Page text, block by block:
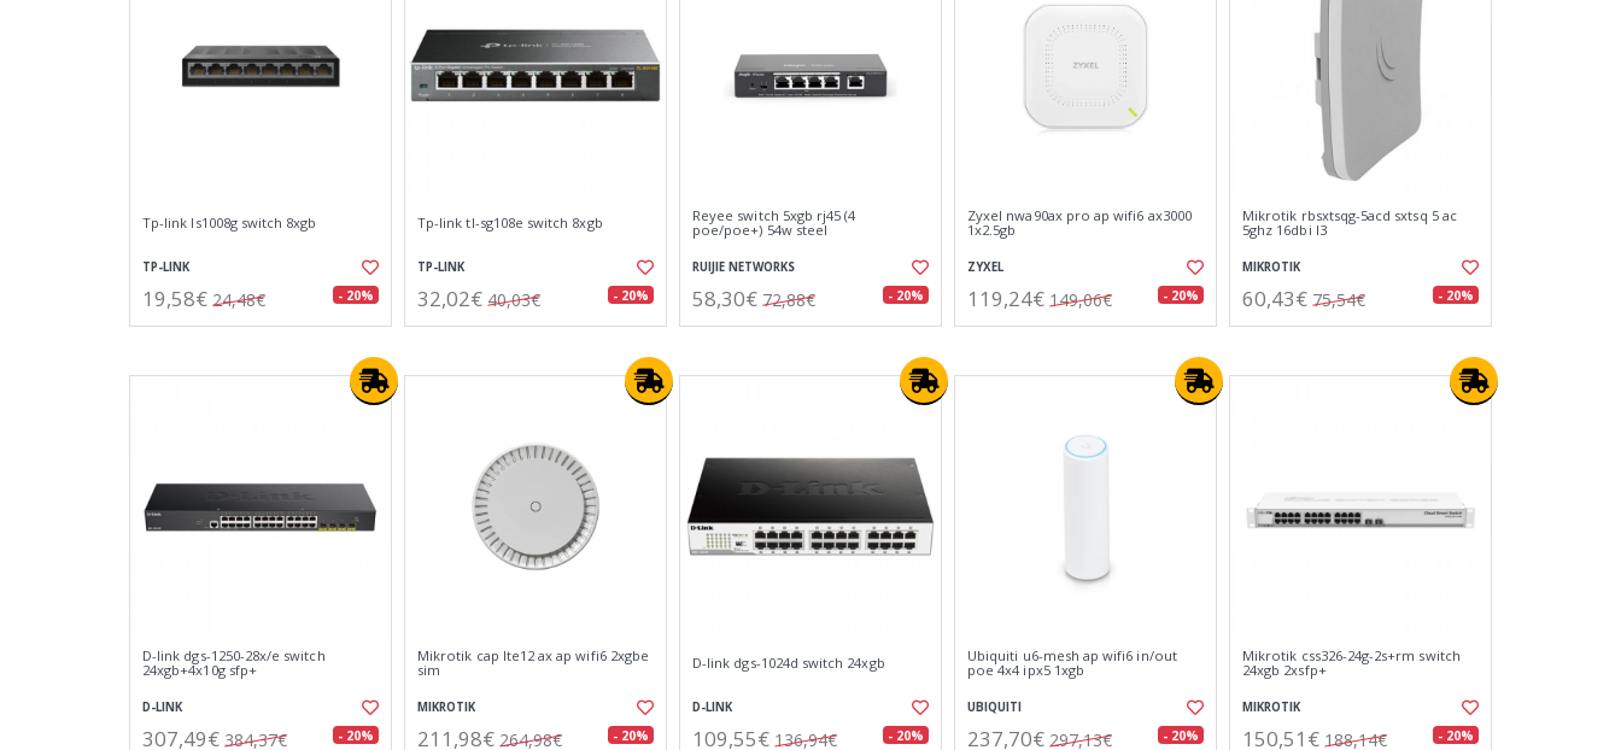
Tp-link ls1008g switch 8xgb
TP-LINK
19,58€ 24,48€ - 20%
Tp-link tl-sg108e switch 8xgb
TP-LINK
32,02€ 40,03€ - 20%
Reyee switch 5xgb rj45 (4
poe/poe+) 54w steel
RUIJIE NETWORKS
58,30€ 72,88€ - 20%
Zyxel nwa90ax pro ap wifi6 ax3000
1x2.5gb
ZYXEL
119,24€ 149,06€ - 20%
Mikrotik rbsxtsqg-5acd sxtsq 5 ac
5ghz 16dbi l3
MIKROTIK
60,43€ 75,54€ - 20%
D-link dgs-1250-28x/e switch
24xgb+4x10g sfp+
D-LINK
307,49€ 384,37€ - 20%
Mikrotik cap lte12 ax ap wifi6 2xgbe
sim
MIKROTIK
211,98€ 264,98€ - 20%
D-link dgs-1024d switch 24xgb
D-LINK
109,55€ 136,94€ - 20%
Ubiquiti u6-mesh ap wifi6 in/out
poe 4x4 ipx5 1xgb
UBIQUITI
237,70€ 297,13€ - 20%
Mikrotik css326-24g-2s+rm switch
24xgb 2xsfp+
MIKROTIK
150,51€ 188,14€ - 20%